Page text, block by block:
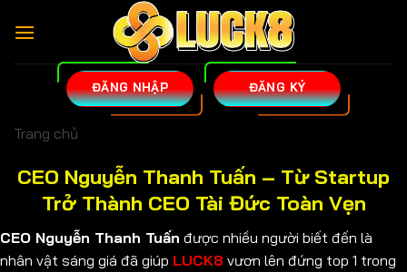
đến
ĐĂNG NHẬP ĐĂNG KÝ
Trang chủ
CEO Nguyễn Thanh Tuấn – Từ Startup
Trở Thành CEO Tài Đức Toàn Vẹn
CEO Nguyễn Thanh Tuấn được nhiều người biết đến là
nhân vật sáng giá đã giúp LUCK8 vươn lên đứng top 1 trong